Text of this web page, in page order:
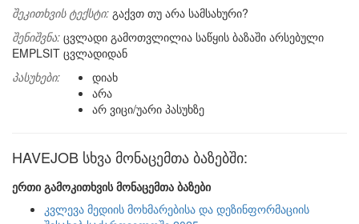
შეკითხვის ტექსტი: გაქვთ თუ არა სამსახური?
შენიშვნა: ცვლადი გამოთვლილია საწყის ბაზაში არსებული
EMPLSIT ცვლადიდან
პასუხები:
დიახ
არა
არ ვიცი/უარი პასუხზე
HAVEJOB სხვა მონაცემთა ბაზებში:
ერთი გამოკითხვის მონაცემთა ბაზები
კვლევა მედიის მოხმარებისა და დეზინფორმაციის